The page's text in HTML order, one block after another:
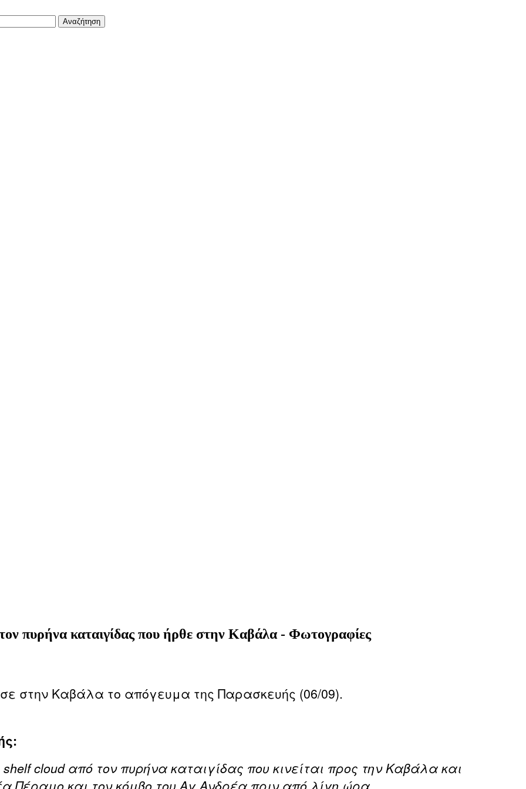
πυρήνα καταιγίδας που ήρθε στην Καβάλα - Φωτογραφίες
στην Καβάλα το απόγευμα της Παρασκευής (06/09).
cloud από τον πυρήνα καταιγίδας που κινείται προς την Καβάλα και
Πέραμο και τον κόμβο του Αγ.Ανδρέα πριν από λίγη ώρα.